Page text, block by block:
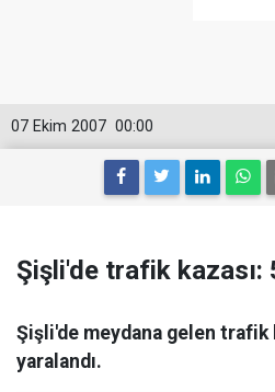
00:00
07 Ekim 2007
Şişli'de trafik kazası:
Şişli'de meydana gelen trafik
yaralandı.